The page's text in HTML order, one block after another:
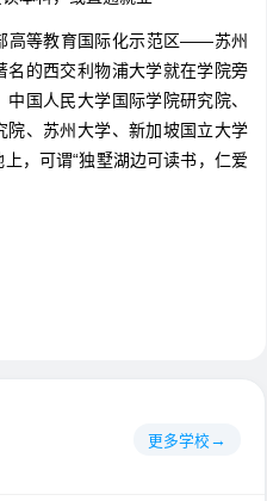
高等教育国际化示范区——苏州
名的西交利物浦大学就在学院旁
国人民大学国际学院研究院、
、苏州大学、新加坡国立大学
，可谓“独墅湖边可读书，仁爱
更多学校